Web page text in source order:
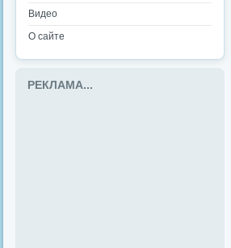
Видео
О сайте
РЕКЛАМА...